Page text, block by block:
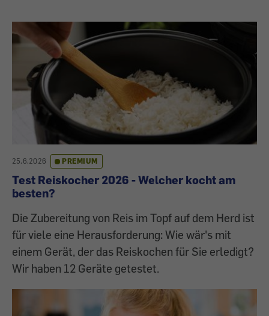
25.6.2026 PREMIUM
Test Reiskocher 2026 - Welcher kocht am
besten?
Die Zubereitung von Reis im Topf auf dem Herd ist
für viele eine Herausforderung: Wie wär's mit
einem Gerät, der das Reiskochen für Sie erledigt?
Wir haben 12 Geräte getestet.